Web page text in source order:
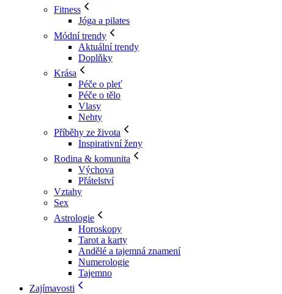
Fitness
Jóga a pilates
Módní trendy
Aktuální trendy
Doplňky
Krása
Péče o pleť
Péče o tělo
Vlasy
Nehty
Příběhy ze života
Inspirativní ženy
Rodina & komunita
Výchova
Přátelství
Vztahy
Sex
Astrologie
Horoskopy
Tarot a karty
Andělé a tajemná znamení
Numerologie
Tajemno
Zajímavosti